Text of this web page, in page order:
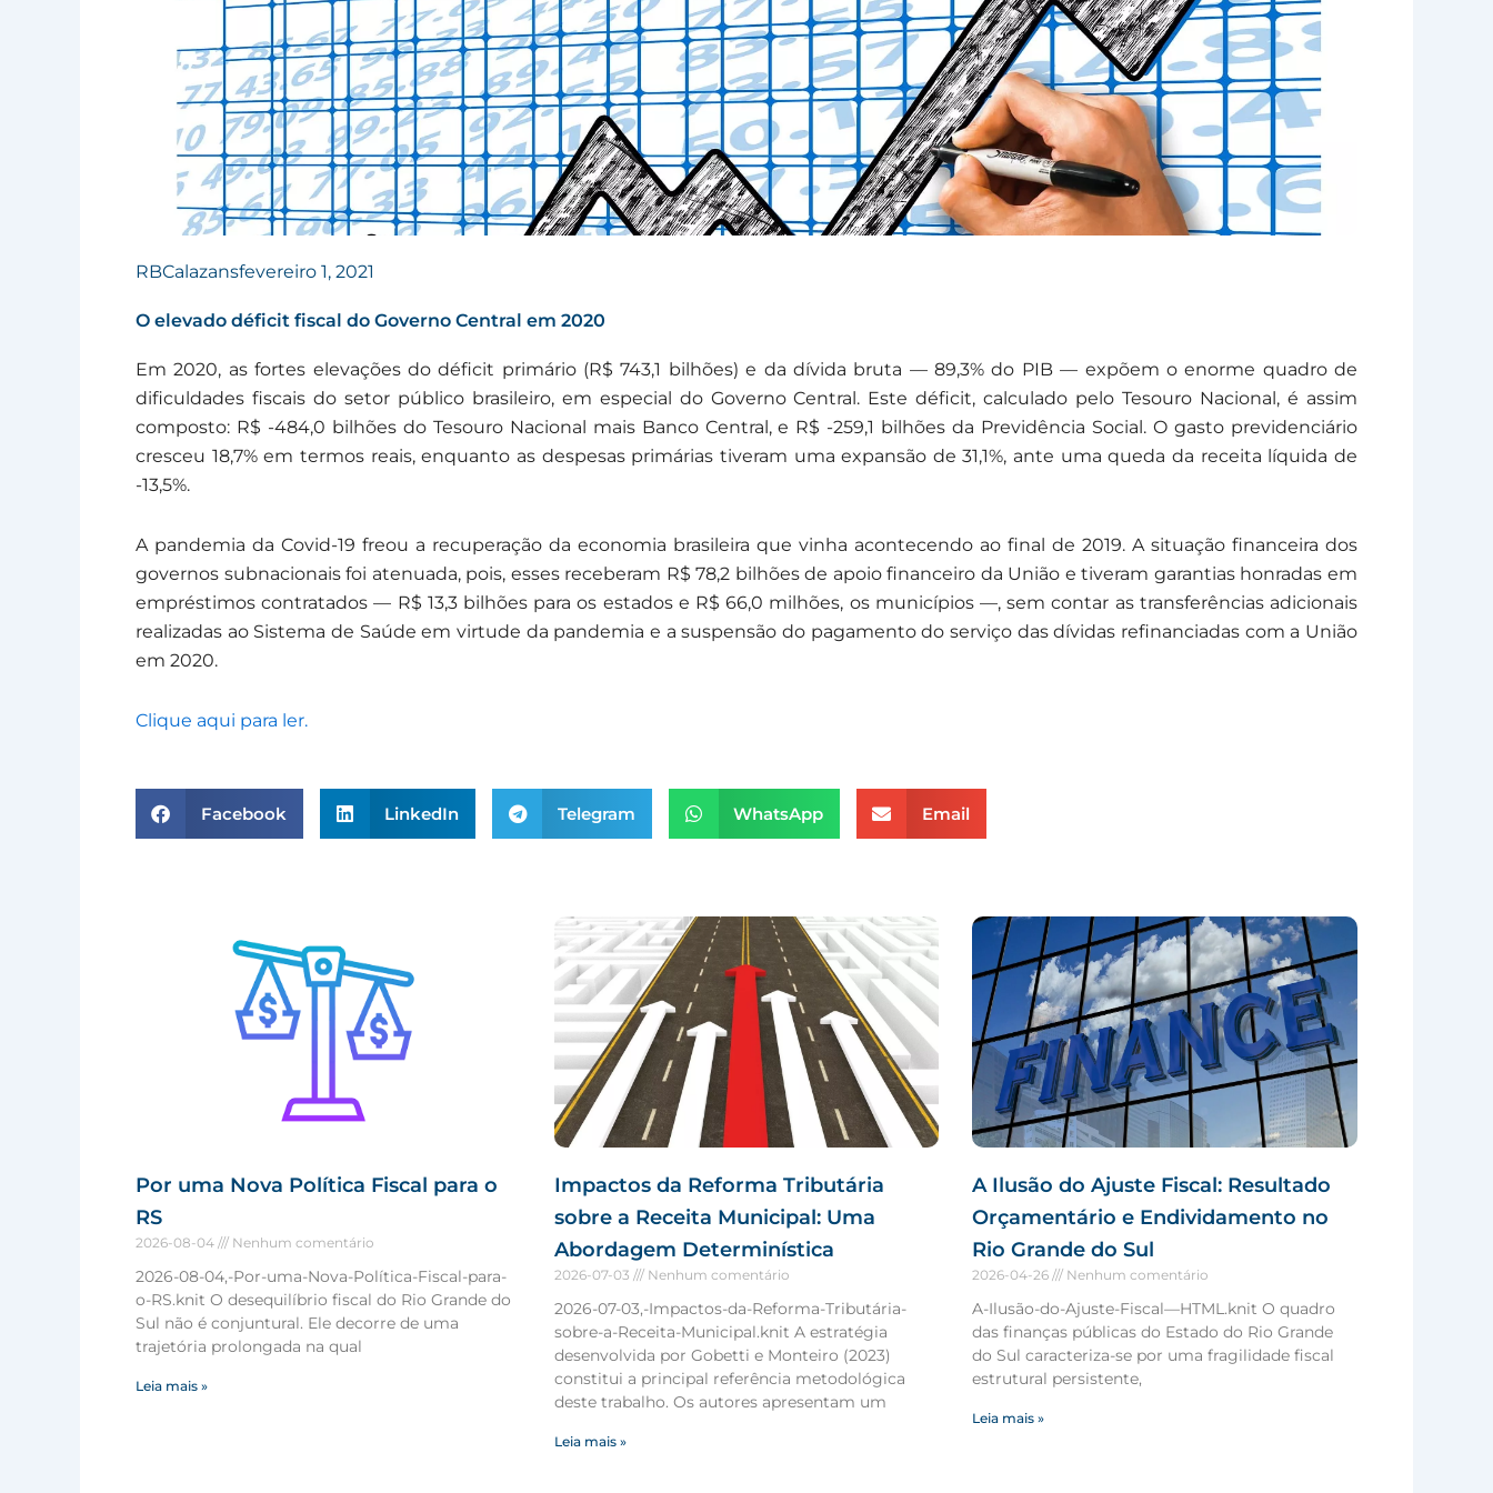
RBCalazansfevereiro 1, 2021
O elevado déficit fiscal do Governo Central em 2020
Em 2020, as fortes elevações do déficit primário (R$ 743,1 bilhões) e da dívida bruta — 89,3% do PIB — expõem o enorme quadro de
dificuldades fiscais do setor público brasileiro, em especial do Governo Central. Este déficit, calculado pelo Tesouro Nacional, é assim
composto: R$ -484,0 bilhões do Tesouro Nacional mais Banco Central, e R$ -259,1 bilhões da Previdência Social. O gasto previdenciário
cresceu 18,7% em termos reais, enquanto as despesas primárias tiveram uma expansão de 31,1%, ante uma queda da receita líquida de
-13,5%.
A pandemia da Covid-19 freou a recuperação da economia brasileira que vinha acontecendo ao final de 2019. A situação financeira dos
governos subnacionais foi atenuada, pois, esses receberam R$ 78,2 bilhões de apoio financeiro da União e tiveram garantias honradas em
empréstimos contratados — R$ 13,3 bilhões para os estados e R$ 66,0 milhões, os municípios —, sem contar as transferências adicionais
realizadas ao Sistema de Saúde em virtude da pandemia e a suspensão do pagamento do serviço das dívidas refinanciadas com a União
em 2020.
Clique aqui para ler.
Facebook LinkedIn Telegram WhatsApp Email
Por uma Nova Política Fiscal para o
RS
2026-08-04 Nenhum comentário
2026-08-04,-Por-uma-Nova-Política-Fiscal-para-
o-RS.knit O desequilíbrio fiscal do Rio Grande do
Sul não é conjuntural. Ele decorre de uma
trajetória prolongada na qual
Leia mais »
Impactos da Reforma Tributária
sobre a Receita Municipal: Uma
Abordagem Determinística
2026-07-03 Nenhum comentário
2026-07-03,-Impactos-da-Reforma-Tributária-
sobre-a-Receita-Municipal.knit A estratégia
desenvolvida por Gobetti e Monteiro (2023)
constitui a principal referência metodológica
deste trabalho. Os autores apresentam um
Leia mais »
A Ilusão do Ajuste Fiscal: Resultado
Orçamentário e Endividamento no
Rio Grande do Sul
2026-04-26 Nenhum comentário
A-Ilusão-do-Ajuste-Fiscal—HTML.knit O quadro
das finanças públicas do Estado do Rio Grande
do Sul caracteriza-se por uma fragilidade fiscal
estrutural persistente,
Leia mais »